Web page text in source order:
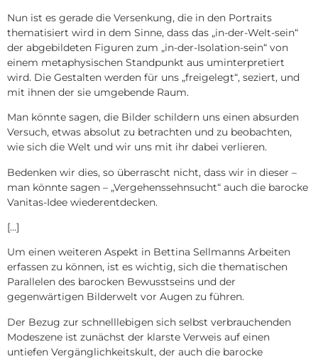
Nun ist es gerade die Versenkung, die in den Portraits
thematisiert wird in dem Sinne, dass das „in-der-Welt-sein“
der abgebildeten Figuren zum „in-der-Isolation-sein“ von
einem metaphysischen Standpunkt aus uminterpretiert
wird. Die Gestalten werden für uns „freigelegt“, seziert, und
mit ihnen der sie umgebende Raum.
Man könnte sagen, die Bilder schildern uns einen absurden
Versuch, etwas absolut zu betrachten und zu beobachten,
wie sich die Welt und wir uns mit ihr dabei verlieren.
Bedenken wir dies, so überrascht nicht, dass wir in dieser –
man könnte sagen – „Vergehenssehnsucht“ auch die barocke
Vanitas-Idee wiederentdecken.
[…]
Um einen weiteren Aspekt in Bettina Sellmanns Arbeiten
erfassen zu können, ist es wichtig, sich die thematischen
Parallelen des barocken Bewusstseins und der
gegenwärtigen Bilderwelt vor Augen zu führen.
Der Bezug zur schnelllebigen sich selbst verbrauchenden
Modeszene ist zunächst der klarste Verweis auf einen
untiefen Vergänglichkeitskult, der auch die barocke